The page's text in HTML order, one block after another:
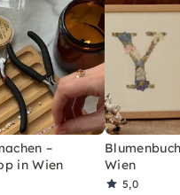
–
in Wien
Wien
5,0